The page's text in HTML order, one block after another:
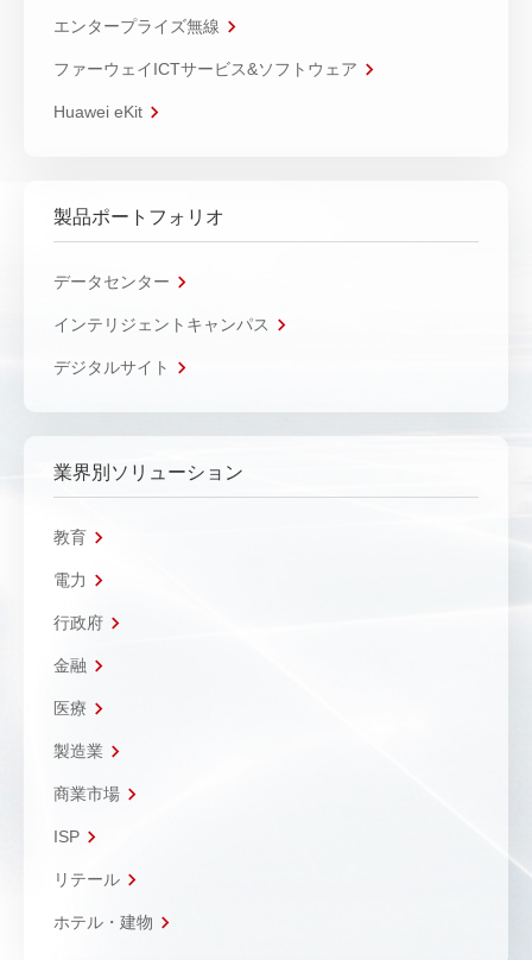
エンタープライズ無線
ファーウェイICTサービス&ソフトウェア
Huawei eKit
製品ポートフォリオ
データセンター
インテリジェントキャンパス
デジタルサイト
業界別ソリューション
教育
電力
行政府
金融
医療
製造業
商業市場
ISP
リテール
ホテル・建物